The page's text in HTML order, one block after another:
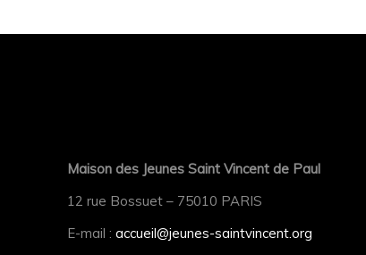
Maison des Jeunes Saint Vincent de Paul
12 rue Bossuet – 75010 PARIS
E-mail : accueil@jeunes-saintvincent.org